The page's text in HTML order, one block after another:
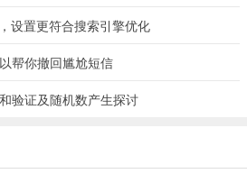
设置更符合搜索引擎优化
帮你撤回尴尬短信
验证及随机数产生探讨